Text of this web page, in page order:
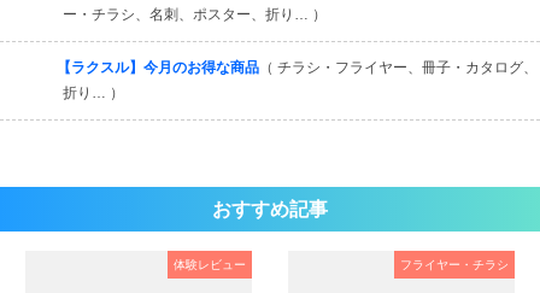
ー・チラシ、名刺、ポスター、折り… ）
【ラクスル】今月のお得な商品 （ チラシ・フライヤー、冊子・カタログ、
折り… ）
おすすめ記事
体験レビュー フライヤー・チラシ